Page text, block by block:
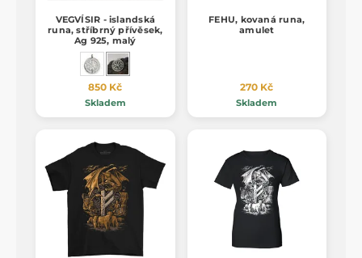
VEGVÍSIR - islandská
runa, stříbrný přívěsek,
Ag 925, malý
850 Kč
Skladem
FEHU, kovaná runa,
amulet
270 Kč
Skladem